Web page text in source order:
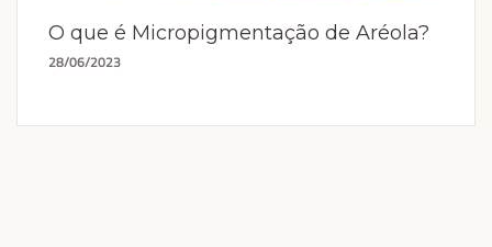
O que é Micropigmentação de Aréola?
28/06/2023